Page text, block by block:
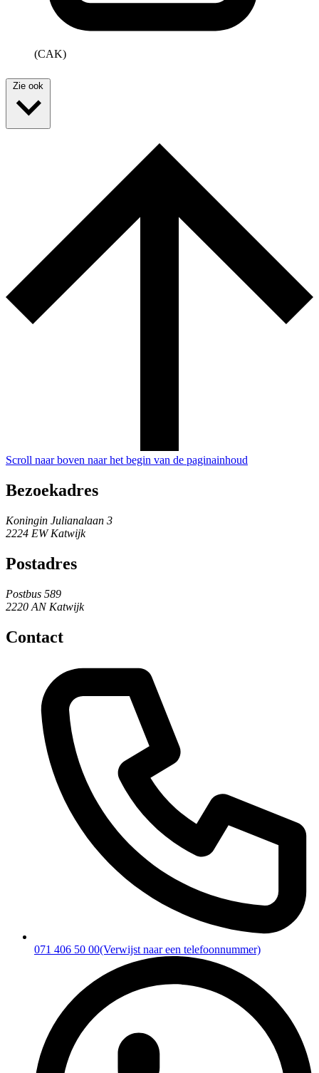
(CAK)
Zie ook
Scroll naar boven naar het begin van de paginainhoud
Bezoekadres
Koningin Julianalaan 3
2224 EW Katwijk
Postadres
Postbus 589
2220 AN Katwijk
Contact
071 406 50 00(Verwijst naar een telefoonnummer)